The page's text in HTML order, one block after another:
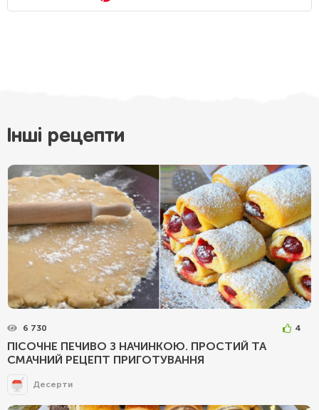
Інші рецепти
6 730 4
ПІСОЧНЕ ПЕЧИВО З НАЧИНКОЮ. ПРОСТИЙ ТА
СМАЧНИЙ РЕЦЕПТ ПРИГОТУВАННЯ
Десерти